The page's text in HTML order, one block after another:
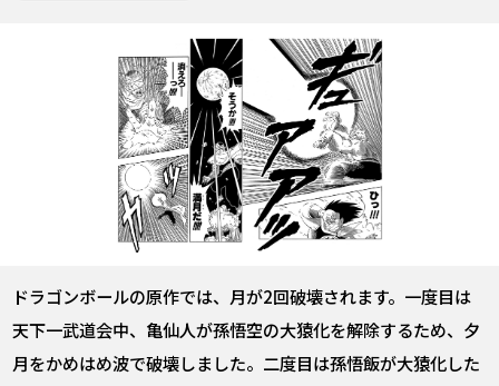
LANGUAGE
EN FR DE ES
ドラゴンボールの原作では、月が2回破壊されます。一度目は
天下一武道会中、亀仙人が孫悟空の大猿化を解除するため、夕
月をかめはめ波で破壊しました。二度目は孫悟飯が大猿化した